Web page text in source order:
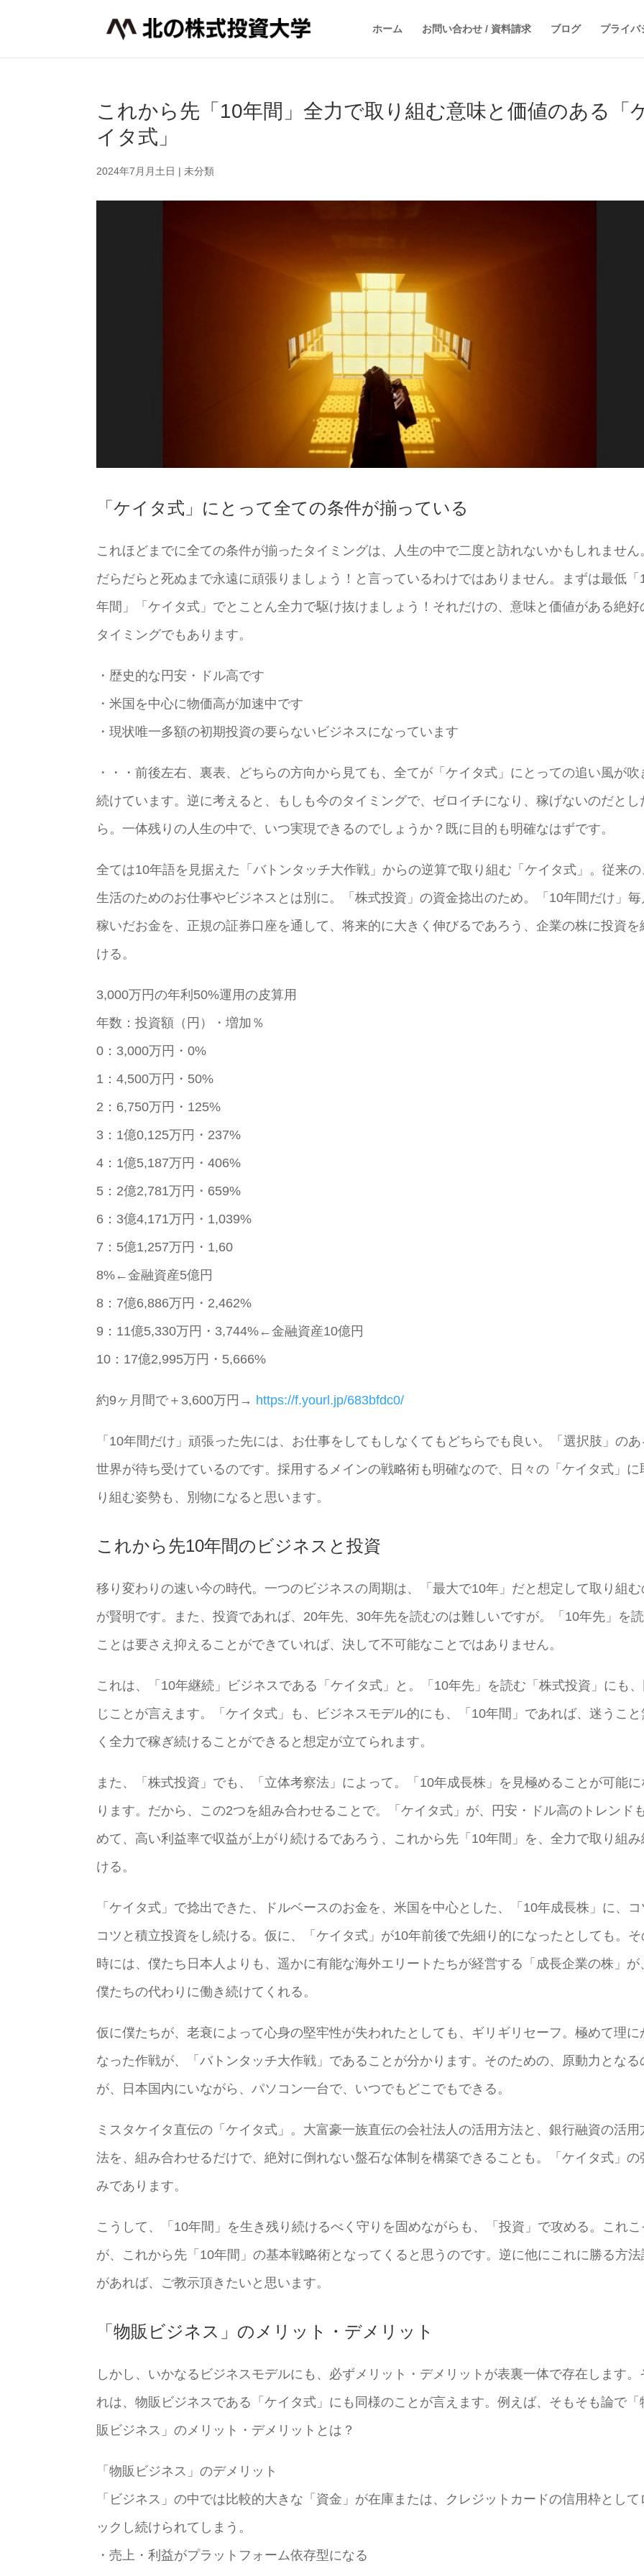
ホーム お問い合わせ / 資料請求 ブログ プライバ
これから先「10年間」全力で取り組む意味と価値のある「
イタ式」
2024年7月月土日 | 未分類
「ケイタ式」にとって全ての条件が揃っている
これほどまでに全ての条件が揃ったタイミングは、人生の中で二度と訪れないかもしれません
だらだらと死ぬまで永遠に頑張りましょう！と言っているわけではありません。まずは最低「
年間」「ケイタ式」でとことん全力で駆け抜けましょう！それだけの、意味と価値がある絶好
タイミングでもあります。
・歴史的な円安・ドル高です
・米国を中心に物価高が加速中です
・現状唯一多額の初期投資の要らないビジネスになっています
・・・前後左右、裏表、どちらの方向から見ても、全てが「ケイタ式」にとっての追い風が吹
続けています。逆に考えると、もしも今のタイミングで、ゼロイチになり、稼げないのだとし
ら。一体残りの人生の中で、いつ実現できるのでしょうか？既に目的も明確なはずです。
全ては10年語を見据えた「バトンタッチ大作戦」からの逆算で取り組む「ケイタ式」。従来の
生活のためのお仕事やビジネスとは別に。「株式投資」の資金捻出のため。「10年間だけ」毎
稼いだお金を、正規の証券口座を通して、将来的に大きく伸びるであろう、企業の株に投資を
ける。
3,000万円の年利50%運用の皮算用
年数：投資額（円）・増加％
0：3,000万円・0%
1：4,500万円・50%
2：6,750万円・125%
3：1億0,125万円・237%
4：1億5,187万円・406%
5：2億2,781万円・659%
6：3億4,171万円・1,039%
7：5億1,257万円・1,60
8%←金融資産5億円
8：7億6,886万円・2,462%
9：11億5,330万円・3,744%←金融資産10億円
10：17億2,995万円・5,666%
約9ヶ月間で＋3,600万円→ https://f.yourl.jp/683bfdc0/
「10年間だけ」頑張った先には、お仕事をしてもしなくてもどちらでも良い。「選択肢」のあ
世界が待ち受けているのです。採用するメインの戦略術も明確なので、日々の「ケイタ式」に
り組む姿勢も、別物になると思います。
これから先10年間のビジネスと投資
移り変わりの速い今の時代。一つのビジネスの周期は、「最大で10年」だと想定して取り組む
が賢明です。また、投資であれば、20年先、30年先を読むのは難しいですが。「10年先」を
ことは要さえ抑えることができていれば、決して不可能なことではありません。
これは、「10年継続」ビジネスである「ケイタ式」と。「10年先」を読む「株式投資」にも、
じことが言えます。「ケイタ式」も、ビジネスモデル的にも、「10年間」であれば、迷うこと
く全力で稼ぎ続けることができると想定が立てられます。
また、「株式投資」でも、「立体考察法」によって。「10年成長株」を見極めることが可能に
ります。だから、この2つを組み合わせることで。「ケイタ式」が、円安・ドル高のトレンド
めて、高い利益率で収益が上がり続けるであろう、これから先「10年間」を、全力で取り組み
ける。
「ケイタ式」で捻出できた、ドルベースのお金を、米国を中心とした、「10年成長株」に、コ
コツと積立投資をし続ける。仮に、「ケイタ式」が10年前後で先細り的になったとしても。そ
時には、僕たち日本人よりも、遥かに有能な海外エリートたちが経営する「成長企業の株」が
僕たちの代わりに働き続けてくれる。
仮に僕たちが、老衰によって心身の堅牢性が失われたとしても、ギリギリセーフ。極めて理に
なった作戦が、「バトンタッチ大作戦」であることが分かります。そのための、原動力となる
が、日本国内にいながら、パソコン一台で、いつでもどこでもできる。
ミスタケイタ直伝の「ケイタ式」。大富豪一族直伝の会社法人の活用方法と、銀行融資の活用
法を、組み合わせるだけで、絶対に倒れない盤石な体制を構築できることも。「ケイタ式」の
みであります。
こうして、「10年間」を生き残り続けるべく守りを固めながらも、「投資」で攻める。これこ
が、これから先「10年間」の基本戦略術となってくると思うのです。逆に他にこれに勝る方法
があれば、ご教示頂きたいと思います。
「物販ビジネス」のメリット・デメリット
しかし、いかなるビジネスモデルにも、必ずメリット・デメリットが表裏一体で存在します。
れは、物販ビジネスである「ケイタ式」にも同様のことが言えます。例えば、そもそも論で「
販ビジネス」のメリット・デメリットとは？
「物販ビジネス」のデメリット
「ビジネス」の中では比較的大きな「資金」が在庫または、クレジットカードの信用枠として
ックし続けられてしまう。
・売上・利益がプラットフォーム依存型になる